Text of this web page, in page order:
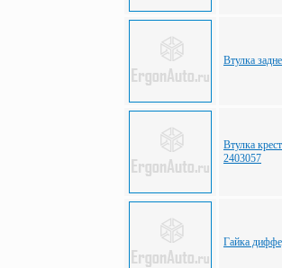
Втулка
Втулка
2403057
Гайка